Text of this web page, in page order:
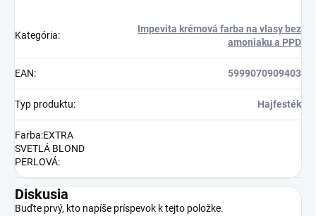
Kategória:
Impevita krémová farba na vlasy bez
amoniaku a PPD
EAN: 5999070909403
Typ produktu: Hajfesték
Farba:EXTRA
SVETLÁ BLOND
PERLOVÁ:
Diskusia
Buďte prvý, kto napíše príspevok k tejto položke.